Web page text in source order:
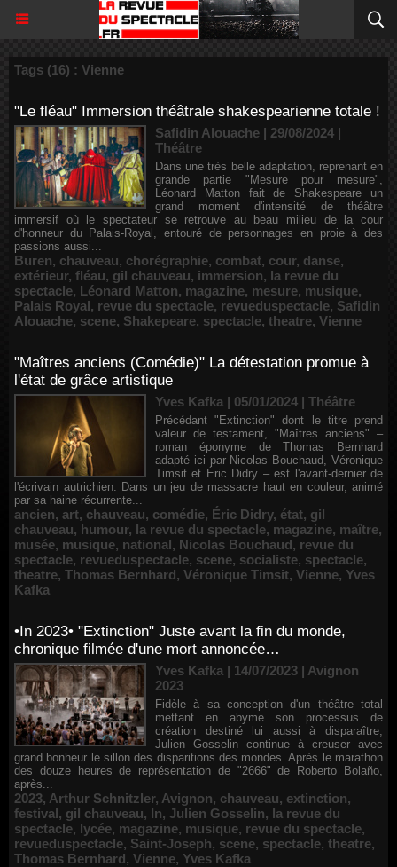
Tags (16) : Vienne
"Le fléau" Immersion théâtrale shakespearienne totale !
Safidin Alouache | 29/08/2024 |
Théâtre
Dans une très belle adaptation, reprenant en
grande partie "Mesure pour mesure",
Léonard Matton fait de Shakespeare un
grand moment d'intensité de théâtre
immersif où le spectateur se retrouve au beau milieu de la cour
d'honneur du Palais-Royal, entouré de personnages en proie à des
passions aussi...
Buren, chauveau, chorégraphie, combat, cour, danse,
extérieur, fléau, gil chauveau, immersion, la revue du
spectacle, Léonard Matton, magazine, mesure, musique,
Palais Royal, revue du spectacle, revueduspectacle, Safidin
Alouache, scene, Shakepeare, spectacle, theatre, Vienne
"Maîtres anciens (Comédie)" La détestation promue à
l'état de grâce artistique
Yves Kafka | 05/01/2024 | Théâtre
Précédant "Extinction" dont le titre prend
valeur de testament, "Maîtres anciens" –
roman éponyme de Thomas Bernhard
adapté ici par Nicolas Bouchaud, Véronique
Timsit et Éric Didry – est l'avant-dernier de
l'écrivain autrichien. Dans un jeu de massacre haut en couleur, animé
par sa haine récurrente...
ancien, art, chauveau, comédie, Éric Didry, état, gil
chauveau, humour, la revue du spectacle, magazine, maître,
musée, musique, national, Nicolas Bouchaud, revue du
spectacle, revueduspectacle, scene, socialiste, spectacle,
theatre, Thomas Bernhard, Véronique Timsit, Vienne, Yves
Kafka
•In 2023• "Extinction" Juste avant la fin du monde,
chronique filmée d'une mort annoncée…
Yves Kafka | 14/07/2023 | Avignon
2023
Fidèle à sa conception d'un théâtre total
mettant en abyme son processus de
création destiné lui aussi à disparaître,
Julien Gosselin continue à creuser avec
grand bonheur le sillon des disparitions des mondes. Après le marathon
des douze heures de représentation de "2666" de Roberto Bolaño,
après...
2023, Arthur Schnitzler, Avignon, chauveau, extinction,
festival, gil chauveau, In, Julien Gosselin, la revue du
spectacle, lycée, magazine, musique, revue du spectacle,
revueduspectacle, Saint-Joseph, scene, spectacle, theatre,
Thomas Bernhard, Vienne, Yves Kafka